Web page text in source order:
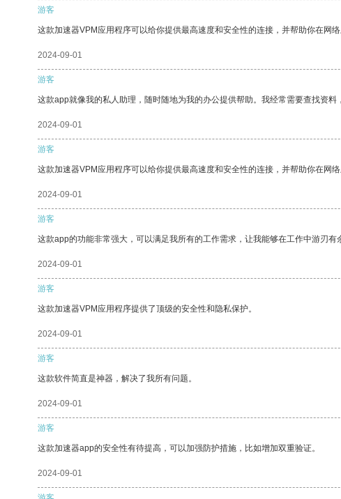
游客
这款加速器VPM应用程序可以给你提供最高速度和安全性的连接，并帮助你在网络
2024-09-01
游客
这款app就像我的私人助理，随时随地为我的办公提供帮助。我经常需要查找资
2024-09-01
游客
这款加速器VPM应用程序可以给你提供最高速度和安全性的连接，并帮助你在网络
2024-09-01
游客
这款app的功能非常强大，可以满足我所有的工作需求，让我能够在工作中游刃有
2024-09-01
游客
这款加速器VPM应用程序提供了顶级的安全性和隐私保护。
2024-09-01
游客
这款软件简直是神器，解决了我所有问题。
2024-09-01
游客
这款加速器app的安全性有待提高，可以加强防护措施，比如增加双重验证。
2024-09-01